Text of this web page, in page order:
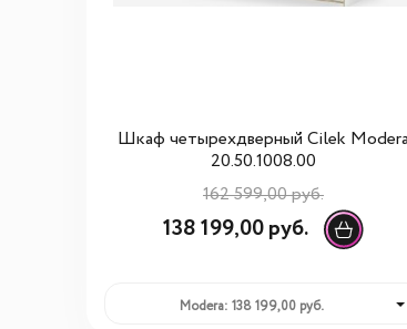
Шкаф четырехдверный Cilek Modera
20.50.1008.00
162 599,00 руб.
138 199,00 руб.
Modera: 138 199,00 руб.